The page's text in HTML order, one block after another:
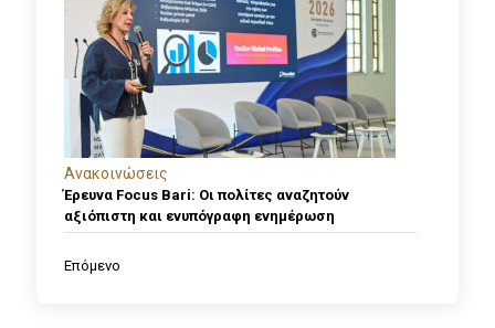
Ανακοινώσεις
Έρευνα Focus Bari: Οι πολίτες αναζητούν
αξιόπιστη και ενυπόγραφη ενημέρωση
Επόμενο